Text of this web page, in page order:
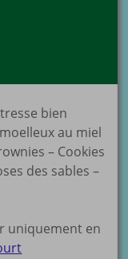
bien
au miel
– Cookies
des sables –
uniquement en